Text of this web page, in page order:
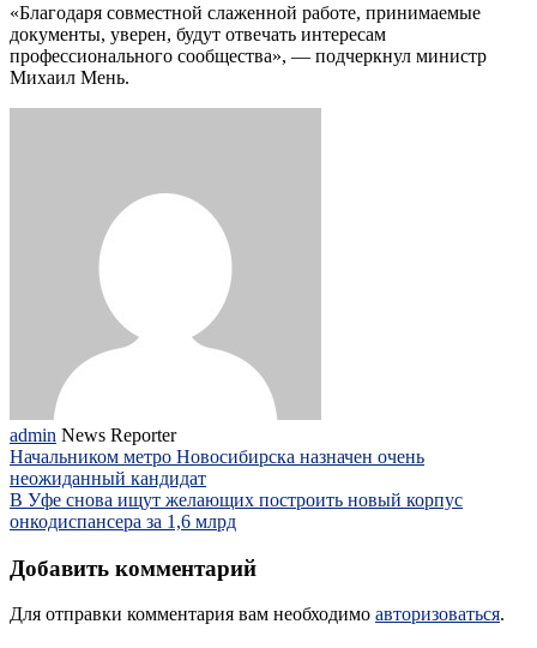
«Благодаря совместной слаженной работе, принимаемые
документы, уверен, будут отвечать интересам
профессионального сообщества», — подчеркнул министр
Михаил Мень.
admin News Reporter
Начальником метро Новосибирска назначен очень
неожиданный кандидат
В Уфе снова ищут желающих построить новый корпус
онкодиспансера за 1,6 млрд
Добавить комментарий
Для отправки комментария вам необходимо авторизоваться.